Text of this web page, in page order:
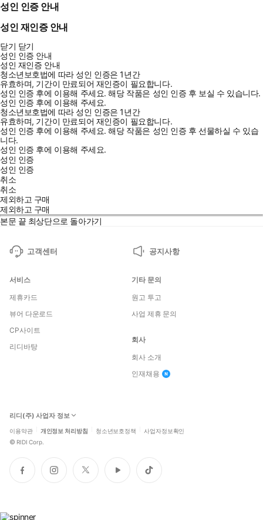
성인 인증 안내
성인 재인증 안내
닫기 닫기
성인 인증 안내
성인 재인증 안내
청소년보호법에 따라 성인 인증은 1년간
유효하며, 기간이 만료되어 재인증이 필요합니다.
성인 인증 후에 이용해 주세요.해당 작품은 성인 인증 후 보실 수 있습니다.
성인 인증 후에 이용해 주세요.
청소년보호법에 따라 성인 인증은 1년간
유효하며, 기간이 만료되어 재인증이 필요합니다.
성인 인증 후에 이용해 주세요.해당 작품은 성인 인증 후 선물하실 수 있습
니다.
성인 인증 후에 이용해 주세요.
성인 인증
성인 인증
취소
취소
제외하고 구매
제외하고 구매
본문 끝 최상단으로 돌아가기
고객센터 공지사항
서비스
제휴카드
뷰어 다운로드
CP사이트
리디바탕
기타 문의
원고 투고
사업 제휴 문의
회사
회사 소개
인재채용
리디(주) 사업자 정보
이용약관 개인정보 처리방침 청소년보호정책 사업자정보확인
© RIDI Corp.
페
이
인
스
트
위
유
튜
틱
톡